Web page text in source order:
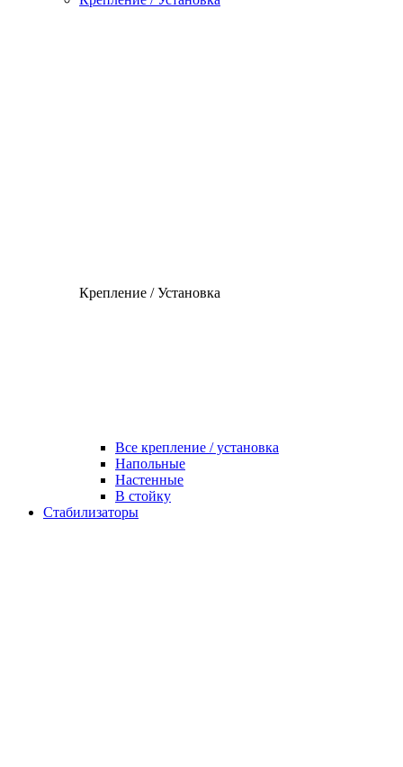
Крепление / Установка
Все крепление / установка
Напольные
Настенные
В стойку
Стабилизаторы